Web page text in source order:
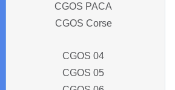
CGOS PACA
CGOS Corse
CGOS 04
CGOS 05